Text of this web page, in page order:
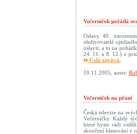
Večerníček pořádá
Oslavy 40.
obdivovatelé
oslavit, a to na
24. 11. a 8. 12.) v
Celá zpráva.
10.11.2005, autor:
Večerníček na přání
Česká televize na
Večerníčky. Každý
které byste rádi
skončení hlasování v